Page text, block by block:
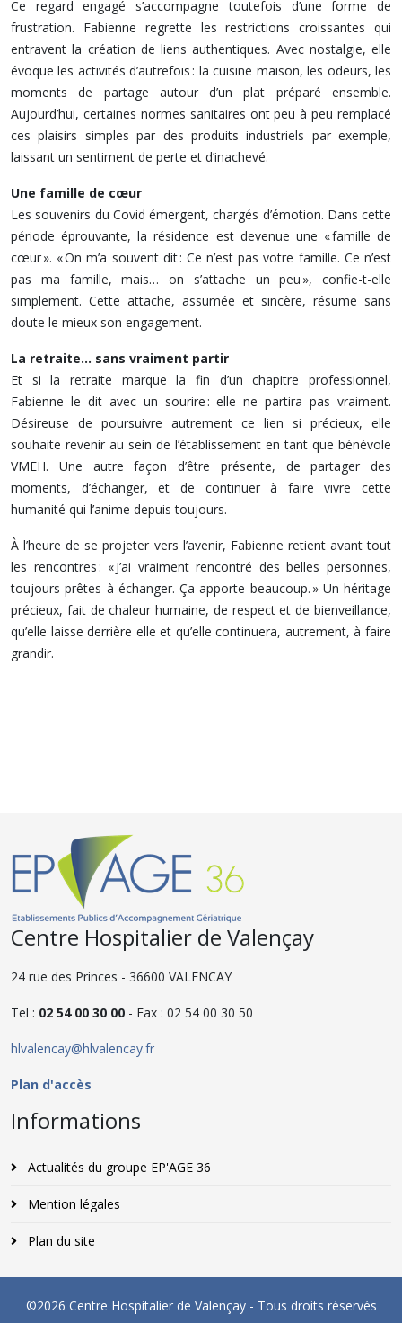
Ce regard engagé s’accompagne toutefois d’une forme de
frustration. Fabienne regrette les restrictions croissantes qui
entravent la création de liens authentiques. Avec nostalgie, elle
évoque les activités d’autrefois : la cuisine maison, les odeurs, les
moments de partage autour d’un plat préparé ensemble.
Aujourd’hui, certaines normes sanitaires ont peu à peu remplacé
ces plaisirs simples par des produits industriels par exemple,
laissant un sentiment de perte et d’inachevé.
Une famille de cœur
Les souvenirs du Covid émergent, chargés d’émotion. Dans cette
période éprouvante, la résidence est devenue une « famille de
cœur ». « On m’a souvent dit : Ce n’est pas votre famille. Ce n’est
pas ma famille, mais… on s’attache un peu », confie-t-elle
simplement. Cette attache, assumée et sincère, résume sans
doute le mieux son engagement.
La retraite… sans vraiment partir
Et si la retraite marque la fin d’un chapitre professionnel,
Fabienne le dit avec un sourire : elle ne partira pas vraiment.
Désireuse de poursuivre autrement ce lien si précieux, elle
souhaite revenir au sein de l’établissement en tant que bénévole
VMEH. Une autre façon d’être présente, de partager des
moments, d’échanger, et de continuer à faire vivre cette
humanité qui l’anime depuis toujours.
À l’heure de se projeter vers l’avenir, Fabienne retient avant tout
les rencontres : « J’ai vraiment rencontré des belles personnes,
toujours prêtes à échanger. Ça apporte beaucoup. » Un héritage
précieux, fait de chaleur humaine, de respect et de bienveillance,
qu’elle laisse derrière elle et qu’elle continuera, autrement, à faire
grandir.
Centre Hospitalier de Valençay
24 rue des Princes - 36600 VALENCAY
Tel : 02 54 00 30 00 - Fax : 02 54 00 30 50
hlvalencay@hlvalencay.fr
Plan d'accès
Informations
Actualités du groupe EP'AGE 36
Mention légales
Plan du site
©2026 Centre Hospitalier de Valençay - Tous droits réservés